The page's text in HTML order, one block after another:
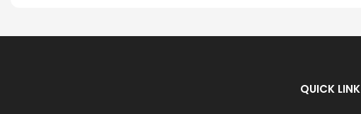
QUICK LINK